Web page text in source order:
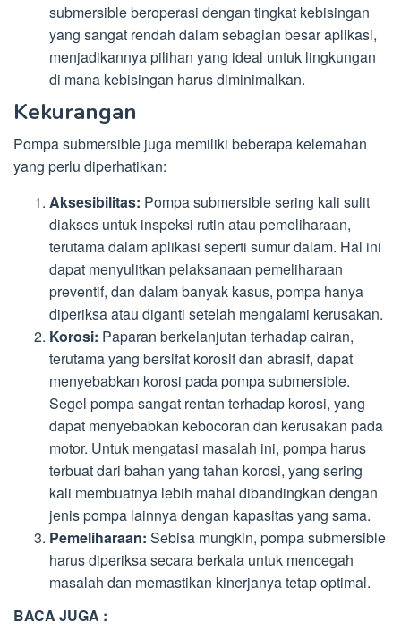
submersible beroperasi dengan tingkat kebisingan
yang sangat rendah dalam sebagian besar aplikasi,
menjadikannya pilihan yang ideal untuk lingkungan
di mana kebisingan harus diminimalkan.
Kekurangan
Pompa submersible juga memiliki beberapa kelemahan
yang perlu diperhatikan:
Aksesibilitas: Pompa submersible sering kali sulit
diakses untuk inspeksi rutin atau pemeliharaan,
terutama dalam aplikasi seperti sumur dalam. Hal ini
dapat menyulitkan pelaksanaan pemeliharaan
preventif, dan dalam banyak kasus, pompa hanya
diperiksa atau diganti setelah mengalami kerusakan.
Korosi: Paparan berkelanjutan terhadap cairan,
terutama yang bersifat korosif dan abrasif, dapat
menyebabkan korosi pada pompa submersible.
Segel pompa sangat rentan terhadap korosi, yang
dapat menyebabkan kebocoran dan kerusakan pada
motor. Untuk mengatasi masalah ini, pompa harus
terbuat dari bahan yang tahan korosi, yang sering
kali membuatnya lebih mahal dibandingkan dengan
jenis pompa lainnya dengan kapasitas yang sama.
Pemeliharaan: Sebisa mungkin, pompa submersible
harus diperiksa secara berkala untuk mencegah
masalah dan memastikan kinerjanya tetap optimal.
BACA JUGA :